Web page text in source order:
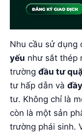
Nhu cầu sử dụng
yếu như sắt thép
trường đầu tư
tư hấp dẫn và
tư. Không chỉ là
còn là một sản
trường phái sinh.